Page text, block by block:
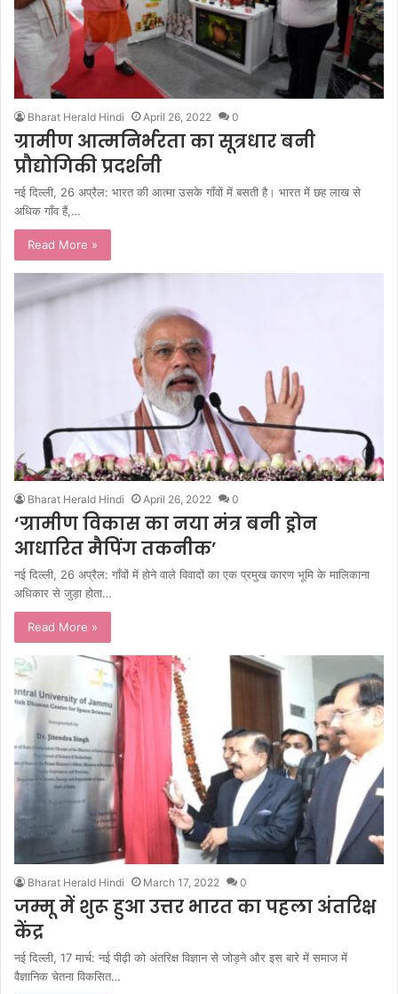
Bharat Herald Hindi April 26, 2022 0
ग्रामीण आत्मनिर्भरता का सूत्रधार बनी
प्रौद्योगिकी प्रदर्शनी
नई दिल्ली, 26 अप्रैल: भारत की आत्मा उसके गाँवों में बसती है। भारत में छह लाख से
अधिक गाँव हैं,…
Read More »
Bharat Herald Hindi April 26, 2022 0
‘ग्रामीण विकास का नया मंत्र बनी ड्रोन
आधारित मैपिंग तकनीक’
नई दिल्ली, 26 अप्रैल: गाँवों में होने वाले विवादों का एक प्रमुख कारण भूमि के मालिकाना
अधिकार से जुड़ा होता…
Read More »
Bharat Herald Hindi March 17, 2022 0
जम्मू में शुरू हुआ उत्तर भारत का पहला अंतरिक्ष
केंद्र
नई दिल्ली, 17 मार्च: नई पीढ़ी को अंतरिक्ष विज्ञान से जोड़ने और इस बारे में समाज में
वैज्ञानिक चेतना विकसित…